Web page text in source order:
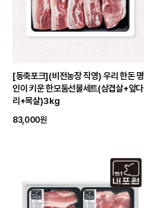
[동축포크](비전농장 직영) 우리 한돈 명
인이 키운 한모둠선물세트(삼겹살+앞다
리+목살)3kg
83,000원